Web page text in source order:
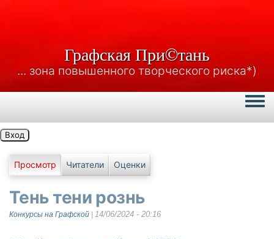
Графская При©тань
... зона повышенного творческого риска*)
Вход
Главные вкладки
Просмотр Читатели Оценки
Тень тени рознь
Конкурсы на Графской 14/06/2024 - 20:16